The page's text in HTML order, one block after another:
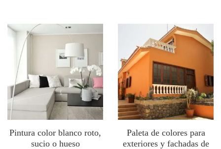
Pintura color blanco roto,
sucio o hueso
Paleta de colores para
exteriores y fachadas de